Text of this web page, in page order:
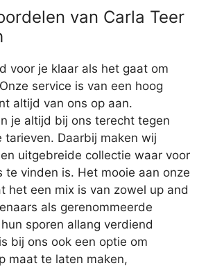
van Carla Teer
voor je klaar als het gaat om
service is van een hoog
altijd van ons op aan.
je altijd bij ons terecht tegen
tarieven. Daarbij maken wij
uitgebreide collectie waar voor
te vinden is. Het mooie aan onze
het een mix is van zowel up and
als gerenommeerde
sporen allang verdiend
bij ons ook een optie om
maat te laten maken,